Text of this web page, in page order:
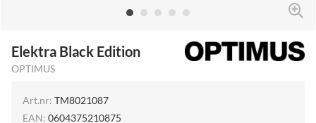
Elektra Black Edition
OPTIMUS
Art.nr: TM8021087
EAN: 0604375210875